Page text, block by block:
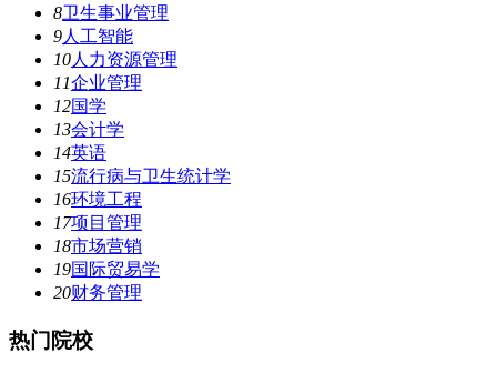
8卫生事业管理
9人工智能
10人力资源管理
11企业管理
12国学
13会计学
14英语
15流行病与卫生统计学
16环境工程
17项目管理
18市场营销
19国际贸易学
20财务管理
热门院校